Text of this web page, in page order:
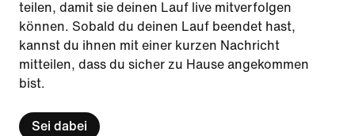
teilen, damit sie deinen Lauf live mitverfolgen
können. Sobald du deinen Lauf beendet hast,
kannst du ihnen mit einer kurzen Nachricht
mitteilen, dass du sicher zu Hause angekommen
bist.
Sei dabei